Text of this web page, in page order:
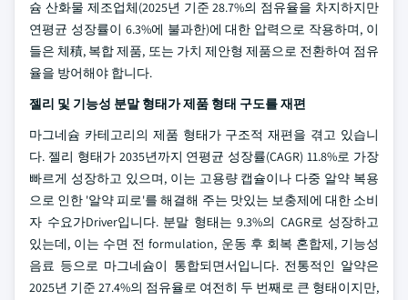
슘 산화물 제조업체(2025년 기준 28.7%의 점유율을 차지하지만
연평균 성장률이 6.3%에 불과한)에 대한 압력으로 작용하며, 이
들은 체積, 복합 제품, 또는 가치 제안형 제품으로 전환하여 점유
율을 방어해야 합니다.
젤리 및 기능성 분말 형태가 제품 형태 구도를 재편
마그네슘 카테고리의 제품 형태가 구조적 재편을 겪고 있습니
다. 젤리 형태가 2035년까지 연평균 성장률(CAGR) 11.8%로 가장
빠르게 성장하고 있으며, 이는 고용량 캡슐이나 다중 알약 복용
으로 인한 '알약 피로'를 해결해 주는 맛있는 보충제에 대한 소비
자 수요가Driver입니다. 분말 형태는 9.3%의 CAGR로 성장하고
있는데, 이는 수면 전 formulation, 운동 후 회복 혼합제, 기능성
음료 등으로 마그네슘이 통합되면서입니다. 전통적인 알약은
2025년 기준 27.4%의 점유율로 여전히 두 번째로 큰 형태이지만,